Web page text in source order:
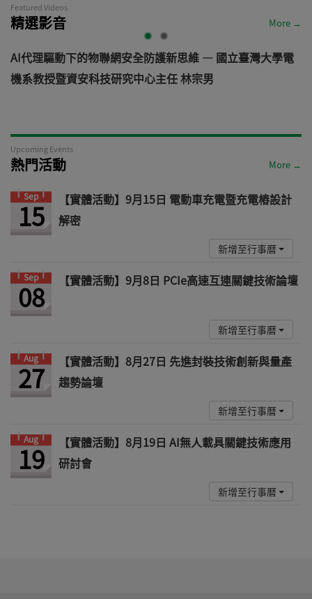
Featured Videos
精選影音 More →
AI代理驅動下的物聯網安全防護新思維 — 國立臺灣大學電
機系教授暨資安科技研究中心主任 林宗男
Upcoming Events
熱門活動 More →
Sep
15
【實體活動】9月15日 電動車充電暨充電樁設計
解密
新增至行事曆
Sep
08 【實體活動】9月8日 PCIe高速互連關鍵技術論壇
新增至行事曆
Aug
27
【實體活動】8月27日 先進封裝技術創新與量產
趨勢論壇
新增至行事曆
Aug
19
【實體活動】8月19日 AI無人載具關鍵技術應用
研討會
新增至行事曆